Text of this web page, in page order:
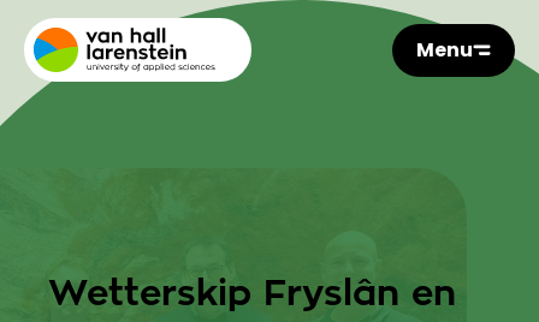
Menu
Wetterskip Fryslân en